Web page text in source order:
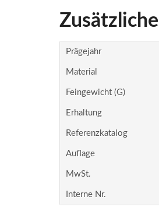
Prägejahr
Material
Feingewicht (g)
Erhaltung
Referenzkatalog
Auflage
MwSt.
Interne Nr.